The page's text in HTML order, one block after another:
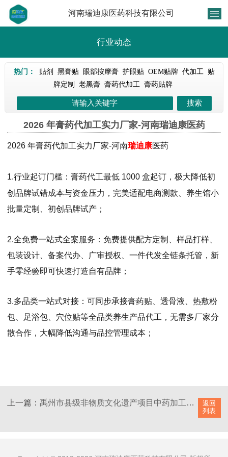
河南瑞迪康医药科技有限公司
行业动态
热门： 贴剂 黑膏贴 眼部按摩膏 护眼贴 OEM贴牌 代加工
贴
牌定制
老黑膏 膏药代加工 膏药贴牌
2026 年膏药代加工实力厂家-河南瑞迪康医药
2026 年膏药代加工实力厂家-河南瑞迪康医药
1.行业起订门槛：膏药代工最低 1000 盒起订，极大降低初
创品牌试错成本与资金压力，完美适配电商测款、养生馆小
批量定制、初创品牌试产；
2.全免费一站式全案服务：免费提供配方定制、样品打样、
包装设计、备案代办、广审授权、一件代发全链条托管，新
手零经验即可快速打造自有品牌；
3.多品类一站式对接：可同步承接膏药贴、透骨液、热敷粉
包、足浴包、穴位贴等全品类养生产品代工，无需多厂家分
散合作，大幅降低沟通与品控管理成本；
返回
列表
上一篇： 禹州市县级非物质文化遗产项目中药加工炮制技艺